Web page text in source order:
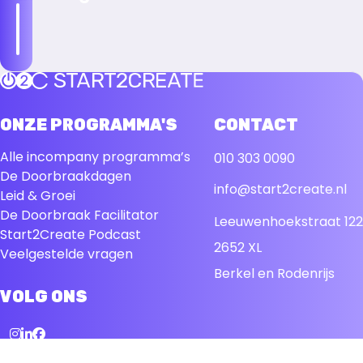
Terug naar de startpagina
ONZE PROGRAMMA'S
Alle incompany programma’s
De Doorbraakdagen
Leid & Groei
De Doorbraak Facilitator
Start2Create Podcast
Veelgestelde vragen
CONTACT
010 303 0090
info@start2create.nl
Leeuwenhoekstraat 122
2652 XL
Berkel en Rodenrijs
VOLG ONS
Instagram
LinkedIn
Facebook